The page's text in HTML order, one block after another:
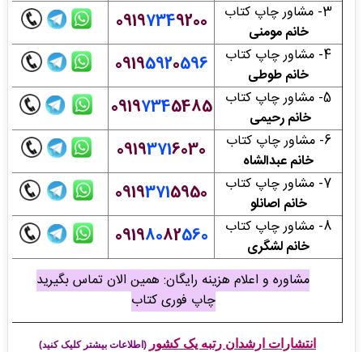
3- مشاور چاپ کتاب
خانم مومنی
09197349200
4- مشاور چاپ کتاب
خانم طوطی
09195920596
5- مشاور چاپ کتاب
خانم رحیمی
09197345485
6- مشاور چاپ کتاب
خانم عبدالشاه
09193716030
7- مشاور چاپ کتاب
خانم اصانلو
09193715950
8- مشاور چاپ کتاب
خانم لشگری
09198082560
مشاوره و اعلام هزینه رایگان: همین الان تماس بگیرید
چاپ فوری کتاب
انتشارات ارشدان رتبه یک کشور (اطلاعات بیشتر کلیک کنید)